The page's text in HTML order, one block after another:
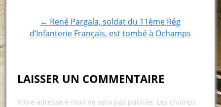
← René Pargala, soldat du 11ème Rég
d’Infanterie Français, est tombé à Ochamps
LAISSER UN COMMENTAIRE
Votre adresse e-mail ne sera pas publiée. Les champs